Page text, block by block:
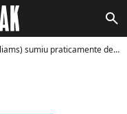
search
depois de assassinar o Rei da Noite - Foto